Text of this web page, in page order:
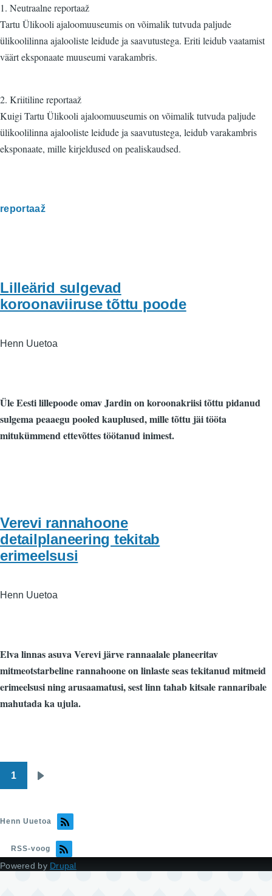
1. Neutraalne reportaaž
Tartu Ülikooli ajaloomuuseumis on võimalik tutvuda paljude
ülikoolilinna ajalooliste leidude ja saavutustega. Eriti leidub vaatamist
väärt eksponaate muuseumi varakambris.
2. Kriitiline reportaaž
Kuigi Tartu Ülikooli ajaloomuuseumis on võimalik tutvuda paljude
ülikoolilinna ajalooliste leidude ja saavutustega, leidub varakambris
eksponaate, mille kirjeldused on pealiskaudsed.
reportaaž
Lilleärid sulgevad
koroonaviiruse tõttu poode
Henn Uuetoa
Üle Eesti lillepoode omav Jardin on koroonakriisi tõttu pidanud
sulgema peaaegu pooled kauplused, mille tõttu jäi tööta
mitukümmend ettevõttes töötanud inimest.
Verevi rannahoone
detailplaneering tekitab
erimeelsusi
Henn Uuetoa
Elva linnas asuva Verevi järve rannaalale planeeritav
mitmeotstarbeline rannahoone on linlaste seas tekitanud mitmeid
erimeelsusi ning arusaamatusi, sest linn tahab kitsale rannaribale
mahutada ka ujula.
Pagination
1
Henn Uuetoa
RSS-voog
Powered by Drupal